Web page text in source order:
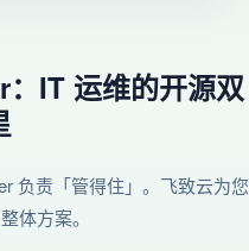
IT 运维的开源双
负责「管得住」。飞致云为您
体方案。